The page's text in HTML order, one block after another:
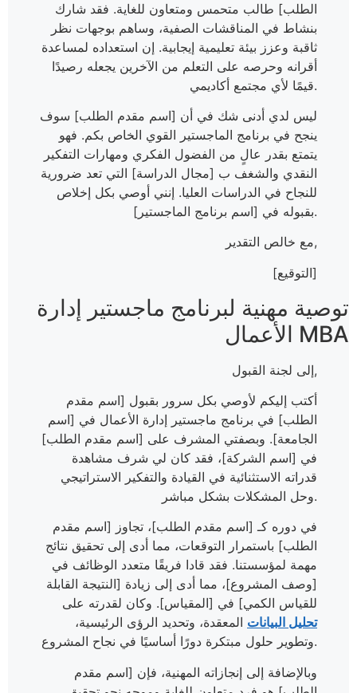
الطلب] طالب متحمس ومتعاون للغاية. فقد شارك
بنشاط في المناقشات الصفية، وساهم بوجهات نظر
ثاقبة وعزز بيئة تعليمية إيجابية. إن استعداده لمساعدة
أقرانه وحرصه على التعلم من الآخرين يجعله رصيدًا
قيمًا لأي مجتمع أكاديمي.
ليس لدي أدنى شك في أن [اسم مقدم الطلب] سوف
ينجح في برنامج الماجستير القوي الخاص بكم. فهو
يتمتع بقدر عالٍ من الفضول الفكري ومهارات التفكير
النقدي والشغف ب [مجال الدراسة] التي تعد ضرورية
للنجاح في الدراسات العليا. إنني أوصي بكل إخلاص
بقبوله في [اسم برنامج الماجستير].
مع خالص التقدير,
[التوقيع]
توصية مهنية لبرنامج ماجستير إدارة
الأعمال MBA
إلى لجنة القبول,
أكتب إليكم لأوصي بكل سرور بقبول [اسم مقدم
الطلب] في برنامج ماجستير إدارة الأعمال في [اسم
الجامعة]. وبصفتي المشرف على [اسم مقدم الطلب]
في [اسم الشركة]، فقد كان لي شرف مشاهدة
قدراته الاستثنائية في القيادة والتفكير الاستراتيجي
وحل المشكلات بشكل مباشر.
في دوره كـ [اسم مقدم الطلب]، تجاوز [اسم مقدم
الطلب] باستمرار التوقعات، مما أدى إلى تحقيق نتائج
مهمة لمؤسستنا. فقد قادا فريقًا متعدد الوظائف في
[وصف المشروع]، مما أدى إلى زيادة [النتيجة القابلة
للقياس الكمي] في [المقياس]. وكان لقدرته على
تحليل البيانات المعقدة، وتحديد الرؤى الرئيسية،
وتطوير حلول مبتكرة دورًا أساسيًا في نجاح المشروع.
وبالإضافة إلى إنجازاته المهنية، فإن [اسم مقدم